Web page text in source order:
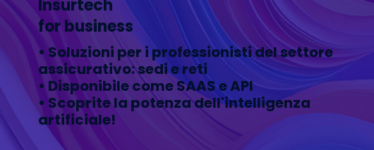
Insurtech
for business
• Soluzioni per i professionisti del settore
assicurativo: sedi e reti
• Disponibile come SAAS e API
• Scoprite la potenza dell'intelligenza
artificiale!